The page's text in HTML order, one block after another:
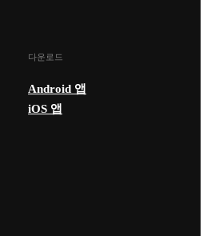
다운로드
Android 앱
iOS 앱